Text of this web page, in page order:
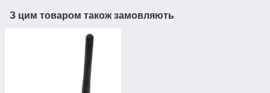
З цим товаром також замовляють